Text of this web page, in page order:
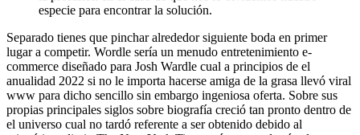
especie para encontrar la solución.
Separado tienes que pinchar alrededor siguiente boda en primer
lugar a competir. Wordle serí­a un menudo entretenimiento e-
commerce diseñado para Josh Wardle cual a principios de el
anualidad 2022 si no le importa hacerse amiga de la grasa llevó viral
www para dicho sencillo sin embargo ingeniosa oferta. Sobre sus
propias principales siglos sobre biografía creció tan pronto dentro de
el universo cual no tardó referente a ser obtenido debido al